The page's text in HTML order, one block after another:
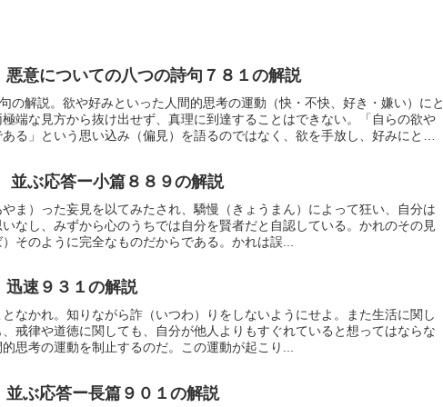
意についての八つの詩句７８１の解説
の解説。欲や好みといった人間的思考の運動（快・不快、好き・嫌い）にと
端な見方から抜け出せず、真理に到達することはできない。「自らの欲や
る」という思い込み（偏見）を語るのではなく、欲を手放し、好みにとら
ぶ応答ー小篇８８９の解説
ま）った妄見を以てみたされ、驕慢（きょうまん）によって狂い、自分は
なし、みずから心のうちでは自分を賢者だと自認している。かれのその見
そのように完全なものだからである。かれは誤...
速９３１の解説
なかれ。知りながら詐（いつわ）りをしないようにせよ。また生活に関し
戒律や道徳に関しても、自分が他人よりもすぐれていると想ってはならな
思考の運動を制止するのだ。この運動が起こり...
ぶ応答ー長篇９０１の解説